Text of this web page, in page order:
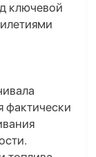
ключевой
фактически